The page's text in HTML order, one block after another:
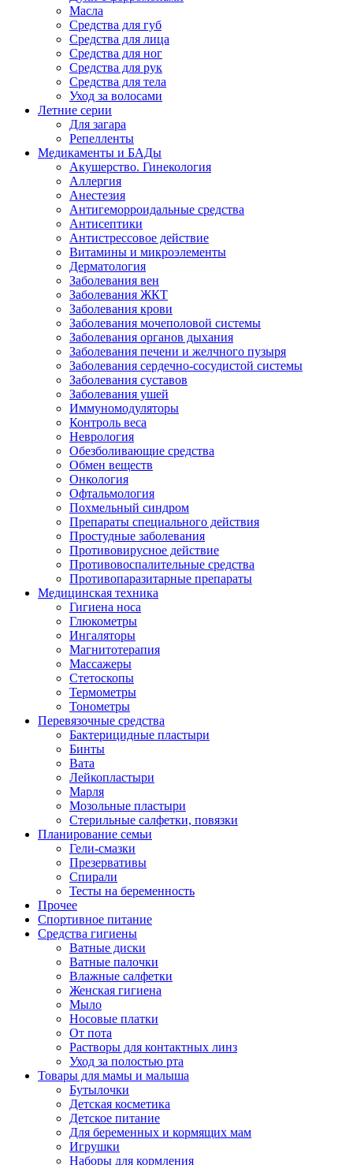
Масла
Средства для губ
Средства для лица
Средства для ног
Средства для рук
Средства для тела
Уход за волосами
Летние серии
Для загара
Репелленты
Медикаменты и БАДы
Акушерство. Гинекология
Аллергия
Анестезия
Антигеморроидальные средства
Антисептики
Антистрессовое действие
Витамины и микроэлементы
Дерматология
Заболевания вен
Заболевания ЖКТ
Заболевания крови
Заболевания мочеполовой системы
Заболевания органов дыхания
Заболевания печени и желчного пузыря
Заболевания сердечно-сосудистой системы
Заболевания суставов
Заболевания ушей
Иммуномодуляторы
Контроль веса
Неврология
Обезболивающие средства
Обмен веществ
Онкология
Офтальмология
Похмельный синдром
Препараты специального действия
Простудные заболевания
Противовирусное действие
Противовоспалительные средства
Противопаразитарные препараты
Медицинская техника
Гигиена носа
Глюкометры
Ингаляторы
Магнитотерапия
Массажеры
Стетоскопы
Термометры
Тонометры
Перевязочные средства
Бактерицидные пластыри
Бинты
Вата
Лейкопластыри
Марля
Мозольные пластыри
Стерильные салфетки, повязки
Планирование семьи
Гели-смазки
Презервативы
Спирали
Тесты на беременность
Прочее
Спортивное питание
Средства гигиены
Ватные диски
Ватные палочки
Влажные салфетки
Женская гигиена
Мыло
Носовые платки
От пота
Растворы для контактных линз
Уход за полостью рта
Товары для мамы и малыша
Бутылочки
Детская косметика
Детское питание
Для беременных и кормящих мам
Игрушки
Наборы для кормления